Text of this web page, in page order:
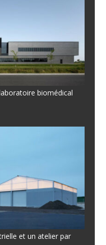
biomédical
et un atelier par